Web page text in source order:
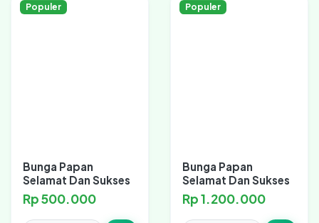
Populer
Bunga Papan
Selamat Dan Sukses
Rp 500.000
Populer
Bunga Papan
Selamat Dan Sukses
Rp 1.200.000